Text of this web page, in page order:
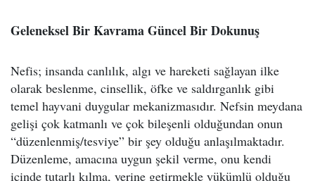
Geleneksel Bir Kavrama Güncel Bir Dokunuş
Nefis; insanda canlılık, algı ve hareketi sağlayan ilke
olarak beslenme, cinsellik, öfke ve saldırganlık gibi
temel hayvani duygular mekanizmasıdır. Nefsin meydana
gelişi çok katmanlı ve çok bileşenli olduğundan onun
“düzenlenmiş/tesviye” bir şey olduğu anlaşılmaktadır.
Düzenleme, amacına uygun şekil verme, onu kendi
içinde tutarlı kılma, yerine getirmekle yükümlü olduğu